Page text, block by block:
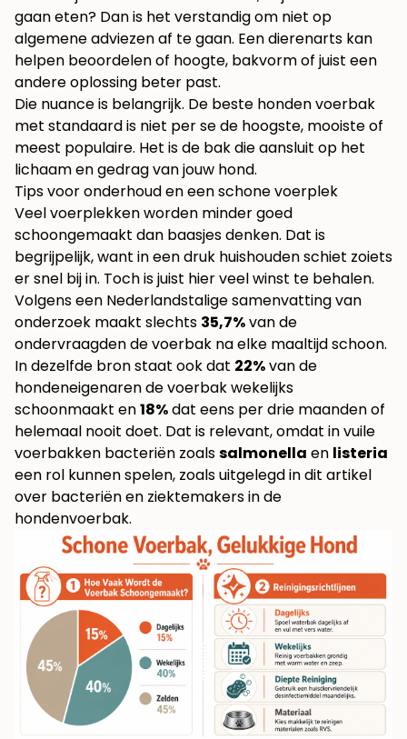
gaan eten? Dan is het verstandig om niet op
algemene adviezen af te gaan. Een dierenarts kan
helpen beoordelen of hoogte, bakvorm of juist een
andere oplossing beter past.
Die nuance is belangrijk. De beste honden voerbak
met standaard is niet per se de hoogste, mooiste of
meest populaire. Het is de bak die aansluit op het
lichaam en gedrag van jouw hond.
Tips voor onderhoud en een schone voerplek
Veel voerplekken worden minder goed
schoongemaakt dan baasjes denken. Dat is
begrijpelijk, want in een druk huishouden schiet zoiets
er snel bij in. Toch is juist hier veel winst te behalen.
Volgens een Nederlandstalige samenvatting van
onderzoek maakt slechts 35,7%van de
ondervraagden de voerbak na elke maaltijd schoon.
In dezelfde bron staat ook dat 22%van de
hondeneigenaren de voerbak wekelijks
schoonmaakt en18%dat eens per drie maanden of
helemaal nooit doet. Dat is relevant, omdat in vuile
voerbakken bacteriën zoalssalmonella en listeria
een rol kunnen spelen, zoals uitgelegd in dit artikel
over bacteriën en ziektemakers in de
hondenvoerbak.